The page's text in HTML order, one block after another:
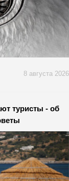
8 августа 2026
туристы - об